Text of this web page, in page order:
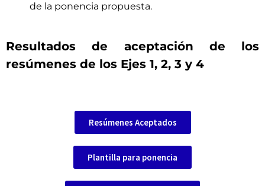
de la ponencia propuesta.
Resultados de aceptación de los
resúmenes de los Ejes 1, 2, 3 y 4
Resúmenes Aceptados
Plantilla para ponencia